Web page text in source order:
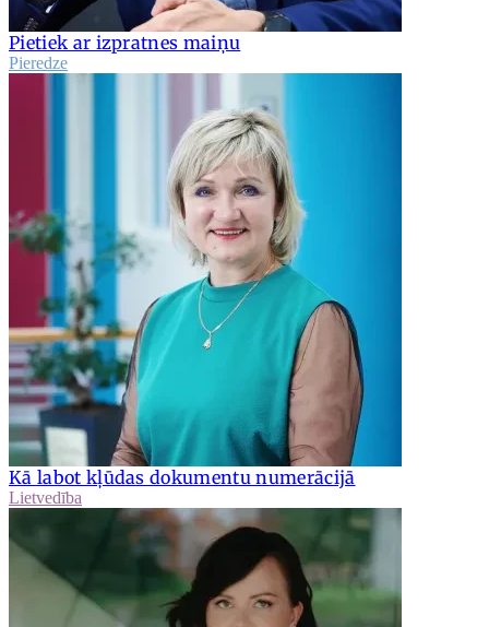
Pietiek ar izpratnes maiņu
Pieredze
Kā labot kļūdas dokumentu numerācijā
Lietvedība